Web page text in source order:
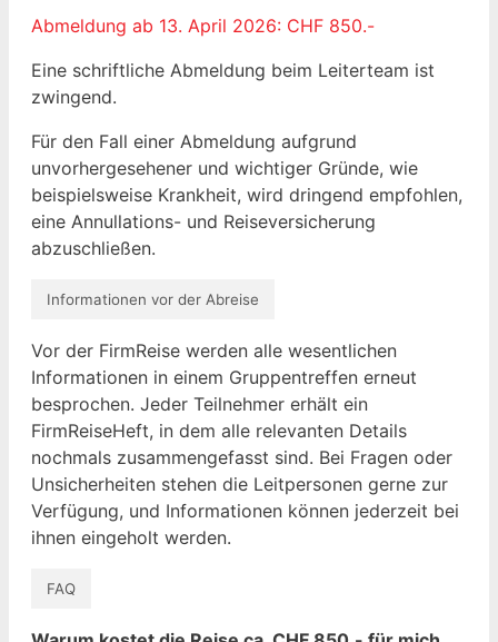
Abmeldung ab 13. April 2026: CHF 850.-
Eine schriftliche Abmeldung beim Leiterteam ist
zwingend.
Für den Fall einer Abmeldung aufgrund
unvorhergesehener und wichtiger Gründe, wie
beispielsweise Krankheit, wird dringend empfohlen,
eine Annullations- und Reiseversicherung
abzuschließen.
Informationen vor der Abreise
Vor der FirmReise werden alle wesentlichen
Informationen in einem Gruppentreffen erneut
besprochen. Jeder Teilnehmer erhält ein
FirmReiseHeft, in dem alle relevanten Details
nochmals zusammengefasst sind. Bei Fragen oder
Unsicherheiten stehen die Leitpersonen gerne zur
Verfügung, und Informationen können jederzeit bei
ihnen eingeholt werden.
FAQ